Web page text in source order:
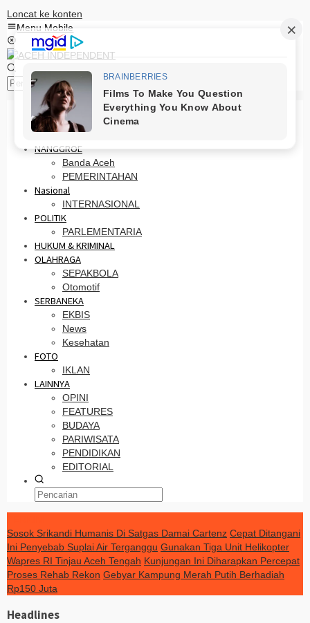
Loncat ke konten
Menu Mobile
HOME
PRO OTONOMI
NANGGROE
Banda Aceh
PEMERINTAHAN
Nasional
INTERNASIONAL
POLITIK
PARLEMENTARIA
HUKUM & KRIMINAL
OLAHRAGA
SEPAKBOLA
Otomotif
SERBANEKA
EKBIS
News
Kesehatan
FOTO
IKLAN
LAINNYA
OPINI
FEATURES
BUDAYA
PARIWISATA
PENDIDIKAN
EDITORIAL
Sosok Srikandi Humanis Di Satgas Damai Cartenz Cepat Ditangani
Ini Penyebab Suplai Air Terganggu Gunakan Tiga Unit Helikopter
Wapres RI Tinjau Aceh Tengah Kunjungan Ini Diharapkan Percepat
Proses Rehab Rekon Gebyar Kampung Merah Putih Berhadiah
Rp150 Juta
Headlines